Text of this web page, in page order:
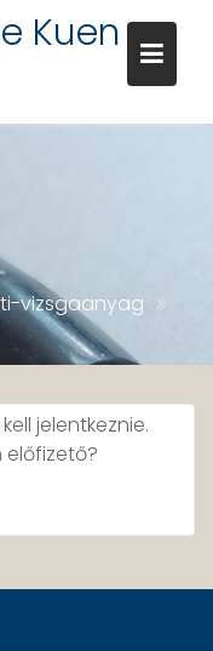
Kuen
vizsgaanyag
jelentkeznie.
előfizető?